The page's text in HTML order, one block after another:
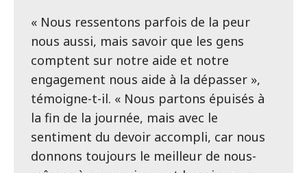
« Nous ressentons parfois de la peur
nous aussi, mais savoir que les gens
comptent sur notre aide et notre
engagement nous aide à la dépasser »,
témoigne-t-il. « Nous partons épuisés à
la fin de la journée, mais avec le
sentiment du devoir accompli, car nous
donnons toujours le meilleur de nous-